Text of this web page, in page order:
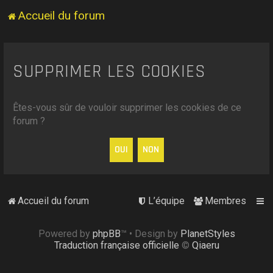
Accueil du forum
SUPPRIMER LES COOKIES
Êtes-vous sûr de vouloir supprimer les cookies de ce
forum ?
Accueil du forum Membres
L’équipe
Powered by phpBB™ • Design by PlanetStyles
Traduction française officielle © Qiaeru